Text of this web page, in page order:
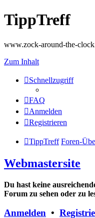
TippTreff
www.zock-around-the-
Zum Inhalt
Schnellzugriff
FAQ
Anmelden
Registrieren
TippTreff Foren-
Webmastersite
Du hast keine
Forum zu sehen oder zu
Anmelden •